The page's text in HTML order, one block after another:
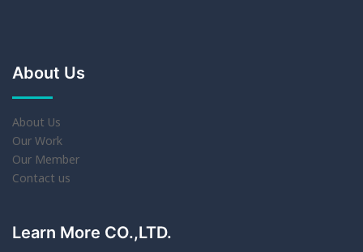
About Us
About Us
Our Work
Our Member
Contact us
Learn More CO.,LTD.